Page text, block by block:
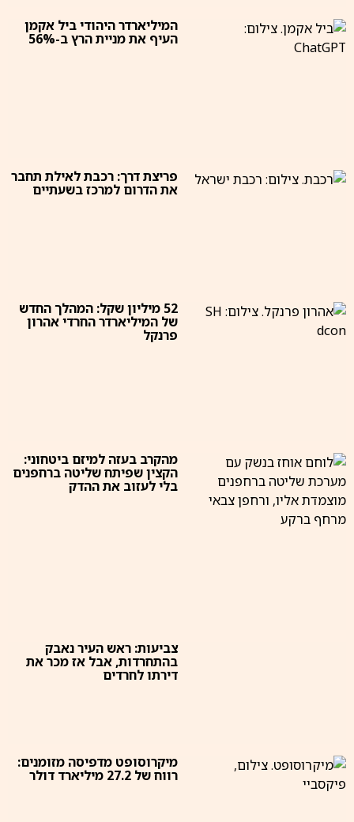
המיליארדר היהודי ביל אקמן
העיף את מניית הרץ ב-56%
פריצת דרך: רכבת לאילת תחבר
את הדרום למרכז בשעתיים
52 מיליון שקל: המהלך החדש
של המיליארדר החרדי אהרון
פרנקל
מהקרב בעזה למיזם ביטחוני:
הקצין שפיתח שליטה ברחפנים
בלי לעזוב את ההדק
צביעות: ראש העיר נאבק
בהתחרדות, אבל אז מכר את
דירתו לחרדים
מיקרוסופט מדפיסה מזומנים:
רווח של 27.2 מיליארד דולר